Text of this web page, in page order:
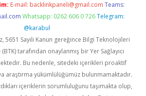
E-mail: backlinkpaneli@gmail.com Teams:
Whatsapp: 0262 606 0 726 Telegram:
@karabul
5651 Sayılı Kanun gereğince Bilgi Teknolojileri
tarafından onaylanmış bir Yer Sağlayıcı
Bu nedenle, sitedeki içerikleri proaktif
araştırma yükümlülüğümüz bulunmamaktadır.
içeriklerin sorumluluğunu taşımakta olup,